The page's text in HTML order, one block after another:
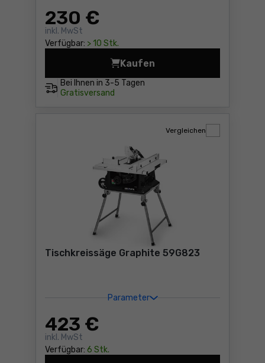
230 €
inkl. MwSt
Verfügbar: > 10 Stk.
Bei Ihnen in 3-5 Tagen
Gratisversand
Kaufen
Kapp- und Gehrungssäge
Tischkreissäge Graphite 59G823
Parameter
423 €
inkl. MwSt
Verfügbar: 6 Stk.
Vergleichen